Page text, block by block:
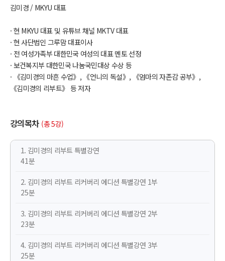
김미경 / MKYU 대표
· 현 MKYU 대표 및 유튜브 채널 MKTV 대표
· 현 사단법인 그루맘 대표이사
· 전 여성가족부 대한민국 여성의 대표 멘토 선정
· 보건복지부 대한민국 나눔국민대상 수상 등
· 《김미경의 마흔 수업》, 《언니의 독설》, 《엄마의 자존감 공부》,
《김미경의 리부트》 등 저자
강의목차 (총 5강)
1. 김미경의 리부트 특별강연
41분
2. 김미경의 리부트 리커버리 에디션 특별강연 1부
25분
3. 김미경의 리부트 리커버리 에디션 특별강연 2부
23분
4. 김미경의 리부트 리커버리 에디션 특별강연 3부
25분